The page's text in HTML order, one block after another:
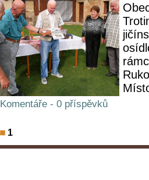
Komentáře - 0 příspěvků
1